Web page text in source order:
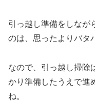
引っ越し準備をしなが
のは、思ったよりバタ
なので、引っ越し掃除
かり準備したうえで進
ね。